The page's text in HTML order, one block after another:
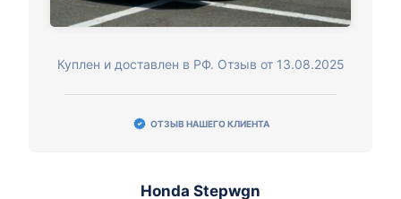
Куплен и доставлен в РФ. Отзыв от 13.08.2025
ОТЗЫВ НАШЕГО КЛИЕНТА
Honda Stepwgn